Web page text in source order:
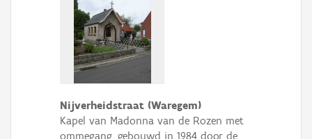
Nijverheidstraat (Waregem)
Kapel van Madonna van de Rozen met
ommegang, gebouwd in 1984 door de